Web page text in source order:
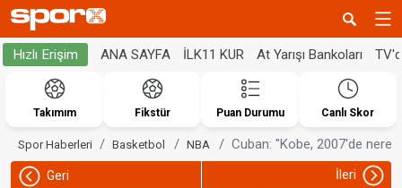
Hızlı Erişim ANA SAYFA İLK11 KUR At Yarışı Bankoları
Takımım Fikstür Puan Durumu Canlı Skor
Spor Haberleri Basketbol NBA Cuban: "Kobe, 2007'de
Geri İleri